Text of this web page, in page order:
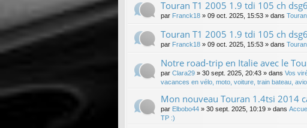
Touran T1 2005 1.9 tdi 105 ch
par Franck18 » 09 oct. 2025, 15:53 » dans
Touran T1 2005 1.9 tdi 105 ch
par Franck18 » 09 oct. 2025, 15:53 » dans
Notre road-trip en Italie avec le
par Clara29 » 30 sept. 2025, 20:43 » dans Vos
vacances en vélo, moto, voiture, train bateau,
Mon nouveau Touran 1.4tsi 2014
par Elbobo44 » 30 sept. 2025, 10:19 » dans
TP :)